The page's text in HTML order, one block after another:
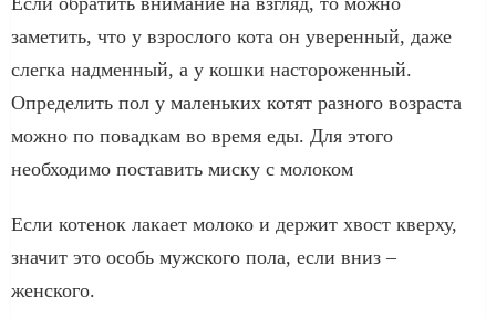
заметить, что у взрослого кота он уверенный, даже
слегка надменный, а у кошки настороженный.
Определить пол у маленьких котят разного возраста
можно по повадкам во время еды. Для этого
необходимо поставить миску с молоком
Если котенок лакает молоко и держит хвост кверху,
значит это особь мужского пола, если вниз –
женского.